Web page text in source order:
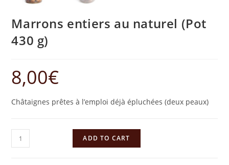
Marrons entiers au naturel (Pot
430 g)
8,00€
Châtaignes prêtes à l’emploi déjà épluchées (deux peaux)
ADD TO CART